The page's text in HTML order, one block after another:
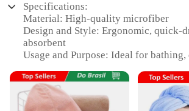
Specifications:
Material: High-quality microfiber
Design and Style: Ergonomic, quick-
absorbent
Usage and Purpose: Ideal for
Performance and Property: Durable
fading
Shape or Size or Weight or Quantity: